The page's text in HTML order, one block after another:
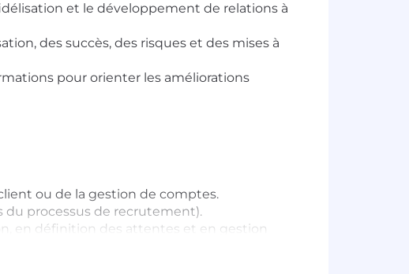
et le développement de relations à
des succès, des risques et des mises à
pour orienter les améliorations
ou de la gestion de comptes.
du processus de recrutement).
en définition des attentes et en gestion
expression orale et en présentation ; à l'aise